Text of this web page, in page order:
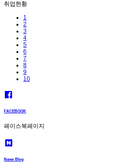
취업현황
1
2
3
4
5
6
7
8
9
10
FACEBOOK
페이스북페이지
Naver Blog